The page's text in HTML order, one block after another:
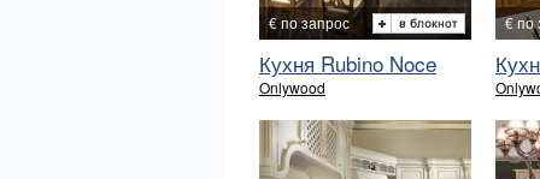
€ по запрос
Кухня Rubino Noce
Onlywood
€ по